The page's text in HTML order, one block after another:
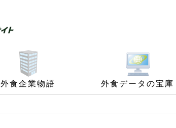
外食企業物語 外食データの宝庫